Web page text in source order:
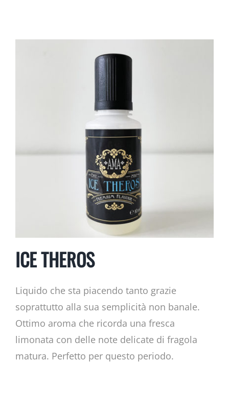
ICE THEROS
Liquido che sta piacendo tanto grazie
soprattutto alla sua semplicità non banale.
Ottimo aroma che ricorda una fresca
limonata con delle note delicate di fragola
matura. Perfetto per questo periodo.